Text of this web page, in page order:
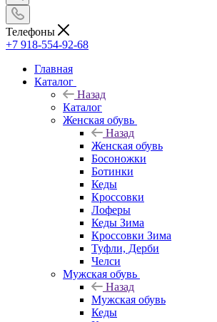
Телефоны
+7 918-554-92-68
Главная
Каталог
Назад
Каталог
Женская обувь
Назад
Женская обувь
Босоножки
Ботинки
Кеды
Кроссовки
Лоферы
Кеды Зима
Кроссовки Зима
Туфли, Дерби
Челси
Мужская обувь
Назад
Мужская обувь
Кеды